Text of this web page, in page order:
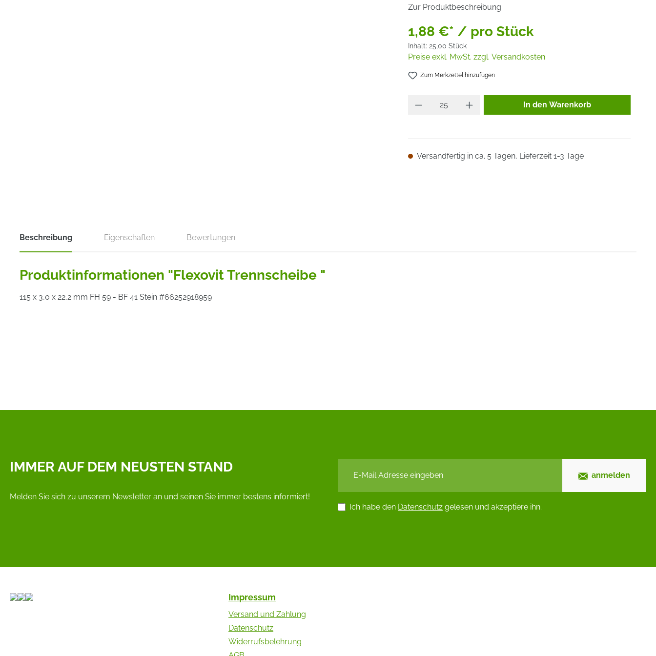
Zur Produktbeschreibung
1,88 €* / pro Stück
Inhalt: 25,00 Stück
Preise exkl. MwSt. zzgl. Versandkosten
Zum Merkzettel hinzufügen
Produkt Anzahl: Gib den
In den Warenkorb
Versandfertig in ca. 5 Tagen, Lieferzeit 1-3 Tage
Beschreibung Eigenschaften Bewertungen
Produktinformationen "Flexovit Trennscheibe "
115 x 3,0 x 22,2 mm FH 59 - BF 41 Stein #66252918959
IMMER AUF DEM NEUSTEN STAND
Melden Sie sich zu unserem Newsletter an und seinen Sie immer bestens informiert!
anmelden
Ich habe den Datenschutz gelesen und akzeptiere ihn.
Impressum
Versand und Zahlung
Datenschutz
Widerrufsbelehrung